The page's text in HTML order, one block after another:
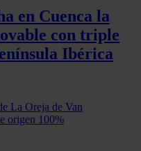
en Cuenca la
con triple
Ibérica